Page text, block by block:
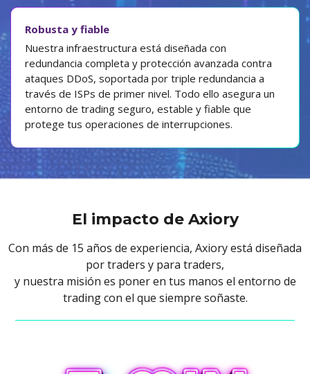
Robusta y fiable
Nuestra infraestructura está diseñada con
redundancia completa y protección avanzada contra
ataques DDoS, soportada por triple redundancia a
través de ISPs de primer nivel. Todo ello asegura un
entorno de trading seguro, estable y fiable que
protege tus operaciones de interrupciones.
El impacto de Axiory
Con más de 15 años de experiencia, Axiory está diseñada
por traders y para traders,
y nuestra misión es poner en tus manos el entorno de
trading con el que siempre soñaste.